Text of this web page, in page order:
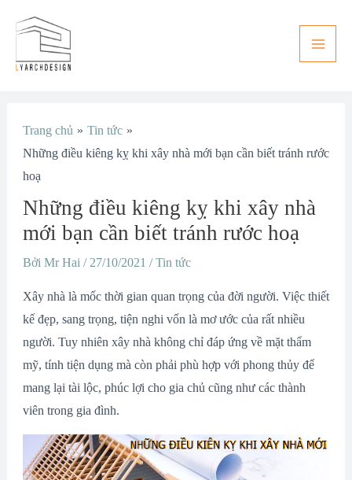
Trang chủ
Tin tức
Những điều kiêng kỵ khi xây nhà mới bạn cần biết tránh rước
hoạ
Những điều kiêng kỵ khi xây nhà
mới bạn cần biết tránh rước hoạ
Bởi Mr Hai /27/10/2021 /Tin tức
Xây nhà là mốc thời gian quan trọng của đời người. Việc thiết
kế đẹp, sang trọng, tiện nghi vốn là mơ ước của rất nhiều
người. Tuy nhiên xây nhà không chỉ đáp ứng về mặt thẩm
mỹ, tính tiện dụng mà còn phải phù hợp với phong thủy để
mang lại tài lộc, phúc lợi cho gia chủ cũng như các thành
viên trong gia đình.
hướng
viết